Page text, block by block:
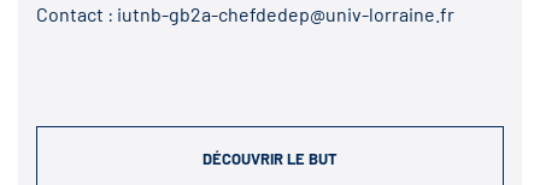
Contact : iutnb-gb2a-chefdedep@univ-lorraine.fr
DÉCOUVRIR LE BUT